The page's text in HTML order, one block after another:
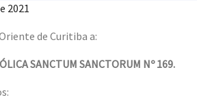
2021
de Curitiba a:
SANCTUM SANCTORUM Nº 169.